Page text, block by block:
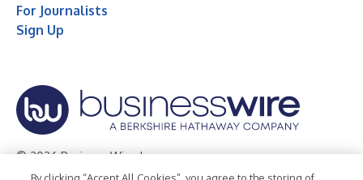
For Journalists
Sign Up
© 2026 Business Wire, Inc.